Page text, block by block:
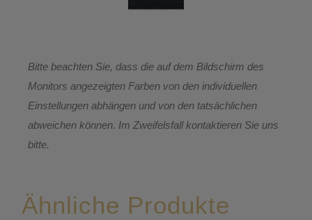
Bitte beachten Sie, dass die auf dem Bildschirm des
Monitors angezeigten Farben von den individuellen
Einstellungen abhängen und von den tatsächlichen
abweichen können. Im Zweifelsfall kontaktieren Sie uns
bitte.
Ähnliche Produkte